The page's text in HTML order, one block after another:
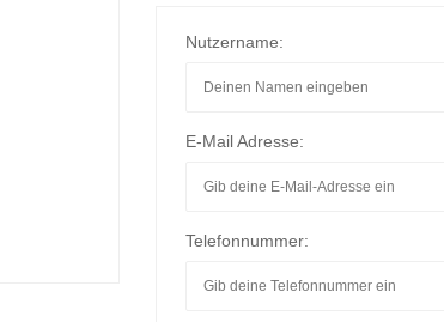
Nutzername:
E-Mail Adresse:
Telefonnummer: